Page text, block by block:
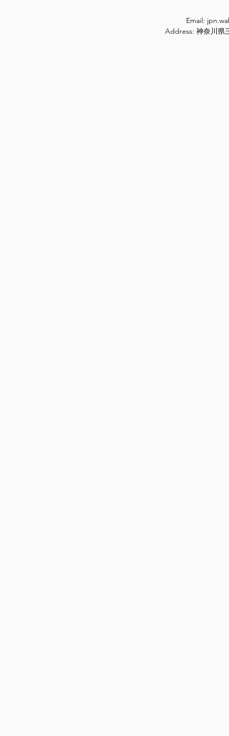
Email:
Address: 神奈川県